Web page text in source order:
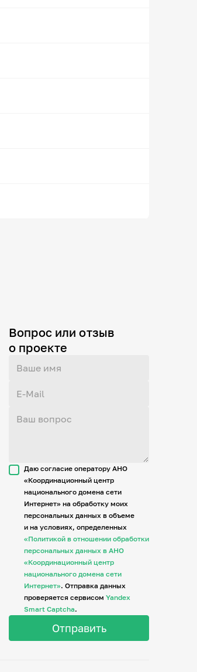
Вопрос или отзыв
о проекте
Даю согласие оператору АНО
«Координационный центр
национального домена сети
Интернет» на обработку моих
персональных данных в объеме
и на условиях, определенных
«Политикой в отношении обработки
персональных данных в АНО
«Координационный центр
национального домена сети
Интернет». Отправка данных
проверяется сервисом Yandex
Smart Captcha.